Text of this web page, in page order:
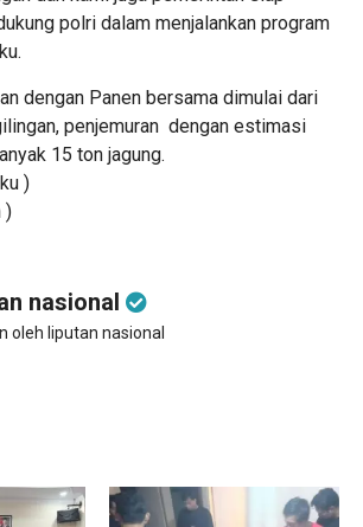
polri dalam menjalankan program
dengan Panen bersama dimulai dari
penjemuran dengan estimasi
15 ton jagung.
)
)
nasional
oleh liputan nasional